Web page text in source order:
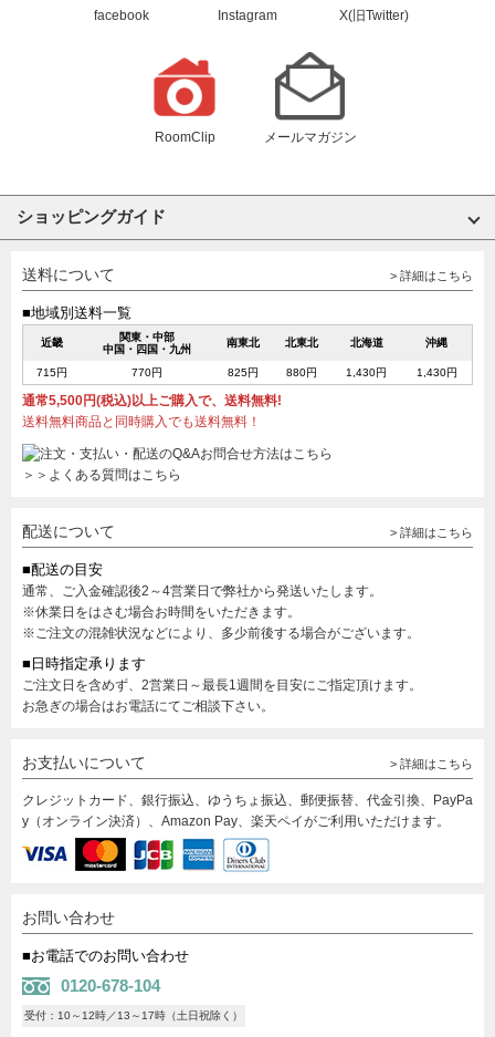
facebook Instagram X(旧Twitter)
RoomClip メールマガジン
ショッピングガイド
送料について > 詳細はこちら
■地域別送料一覧
近畿
関東・中部
中国・四国・九州
南東北 北東北 北海道 沖縄
715円 770円 825円 880円 1,430円 1,430円
通常5,500円(税込)以上ご購入で、送料無料!
送料無料商品と同時購入でも送料無料！
＞＞よくある質問はこちら
配送について > 詳細はこちら
■配送の目安
通常、ご入金確認後2～4営業日で弊社から発送いたします。
※休業日をはさむ場合お時間をいただきます。
※ご注文の混雑状況などにより、多少前後する場合がございます。
■日時指定承ります
ご注文日を含めず、2営業日～最長1週間を目安にご指定頂けます。
お急ぎの場合はお電話にてご相談下さい。
お支払いについて > 詳細はこちら
クレジットカード、銀行振込、ゆうちょ振込、郵便振替、代金引換、PayPa
y（オンライン決済）、Amazon Pay、楽天ペイがご利用いただけます。
お問い合わせ
■お電話でのお問い合わせ
0120-678-104
受付：10～12時／13～17時（土日祝除く）